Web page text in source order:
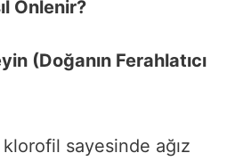
Önlenir?
(Doğanın Ferahlatıcı
sayesinde ağız